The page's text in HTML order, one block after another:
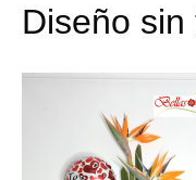
Diseño